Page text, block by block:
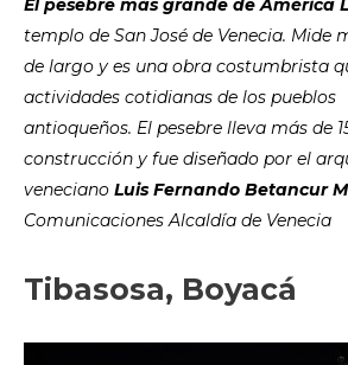
El pesebre más grande de América
templo de San José de Venecia. Mide
de largo y es una obra costumbrista
actividades cotidianas de los pueblos
antioqueños. El pesebre lleva más de
construcción y fue diseñado por el
veneciano Luis Fernando Betancur
Comunicaciones Alcaldía de Venecia
Tibasosa, Boyacá